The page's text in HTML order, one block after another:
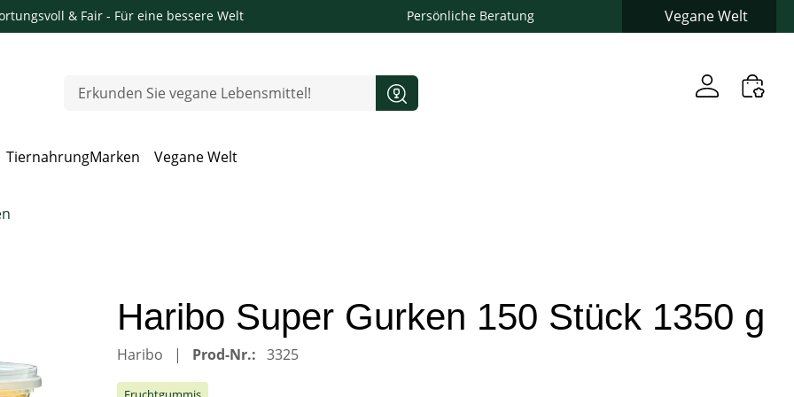
& Fair - Für eine bessere Welt Persönliche Beratung Vegane Welt
TiernahrungMarken
Vegane Welt
Haribo Super Gurken 150 Stück 1350 g
Haribo Prod-Nr.: 3325